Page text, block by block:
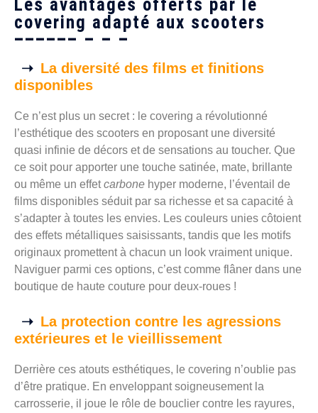
Les avantages offerts par le
covering adapté aux scooters
La diversité des films et finitions
disponibles
Ce n’est plus un secret : le covering a révolutionné
l’esthétique des scooters en proposant une diversité
quasi infinie de décors et de sensations au toucher. Que
ce soit pour apporter une touche satinée, mate, brillante
ou même un effetcarbone hyper moderne, l’éventail de
films disponibles séduit par sa richesse et sa capacité à
s’adapter à toutes les envies. Les couleurs unies côtoient
des effets métalliques saisissants, tandis que les motifs
originaux promettent à chacun un look vraiment unique.
Naviguer parmi ces options, c’est comme flâner dans une
boutique de haute couture pour deux-roues !
La protection contre les agressions
extérieures et le vieillissement
Derrière ces atouts esthétiques, le covering n’oublie pas
d’être pratique. En enveloppant soigneusement la
carrosserie, il joue le rôle de bouclier contre les rayures,